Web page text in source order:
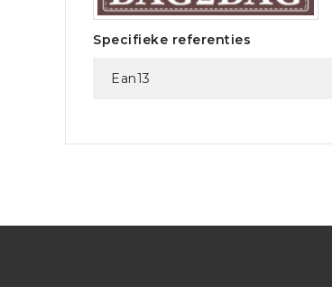
Specifieke referenties
Ean13